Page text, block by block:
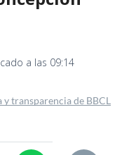
a las 09:14
y transparencia de BBCL